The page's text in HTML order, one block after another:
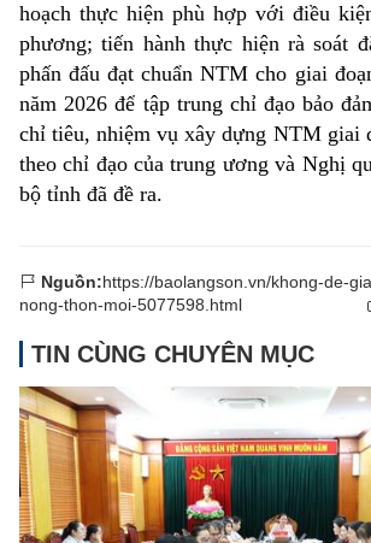
hoạch thực hiện phù hợp với điều
phương; tiến hành thực hiện rà soát
phấn đấu đạt chuẩn NTM cho giai
năm 2026 để tập trung chỉ đạo bảo
chỉ tiêu, nhiệm vụ xây dựng NTM giai
theo chỉ đạo của trung ương và Nghị
bộ tỉnh đã đề ra.
Nguồn:https://baolangson.vn/khong-de-
nong-thon-moi-5077598.html
TIN CÙNG CHUYÊN MỤC